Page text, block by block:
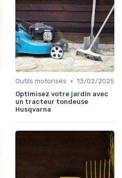
Outils motorisés • 13/02/2025
Optimisez votre jardin avec
un tracteur tondeuse
Husqvarna